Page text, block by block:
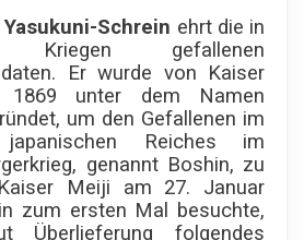
Schrein ehrt die in
Kriegen gefallenen
Er wurde von Kaiser
unter dem Namen
um den Gefallenen im
Reiches im
genannt Boshin, zu
Meiji am 27. Januar
zum ersten Mal besuchte,
Überlieferung folgendes